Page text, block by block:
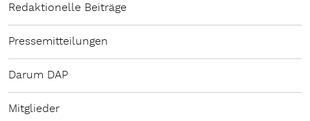
Redaktionelle Beiträge
Pressemitteilungen
Darum DAP
Mitglieder